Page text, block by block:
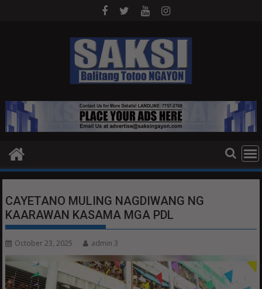
CAYETANO MULING NAGDIWANG NG
KAARAWAN KASAMA MGA PDL
October 23, 2025 admin 3